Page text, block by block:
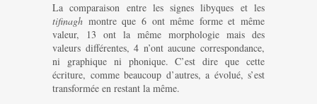
La comparaison entre les signes libyques et les
tifinagh montre que 6 ont même forme et même
valeur, 13 ont la même morphologie mais des
valeurs différentes, 4 n’ont aucune correspondance,
ni graphique ni phonique. C’est dire que cette
écriture, comme beaucoup d’autres, a évolué, s’est
transformée en restant la même.